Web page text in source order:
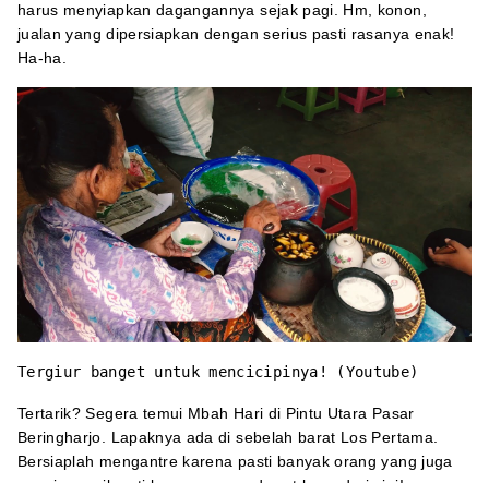
harus menyiapkan dagangannya sejak pagi. Hm, konon,
jualan yang dipersiapkan dengan serius pasti rasanya enak!
Ha-ha.
Tergiur banget untuk mencicipinya! (Youtube)
Tertarik? Segera temui Mbah Hari di Pintu Utara Pasar
Beringharjo. Lapaknya ada di sebelah barat Los Pertama.
Bersiaplah mengantre karena pasti banyak orang yang juga